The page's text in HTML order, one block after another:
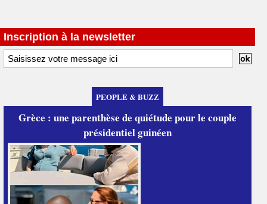
Inscription à la newsletter
PEOPLE & BUZZ
Grèce : une parenthèse de quiétude pour le couple
présidentiel guinéen